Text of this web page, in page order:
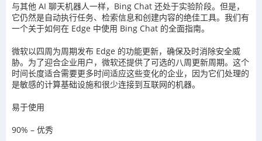
与其他 AI 聊天机器人一样，Bing Chat 还处于实验阶段。但是，
它仍然是自动执行任务、检索信息和创建内容的绝佳工具。我们有
一个关于如何在 Edge 中使用 Bing Chat 的全面指南。
微软以四周为周期发布 Edge 的功能更新，确保及时消除安全威
胁。为了迎合企业用户，微软还提供了可选的八周更新周期。这个
时间长度适合需要更多时间适应这些变化的企业，因为它们处理的
是敏感的计算基础设施和很少连接到互联网的机器。
易于使用
90% – 优秀